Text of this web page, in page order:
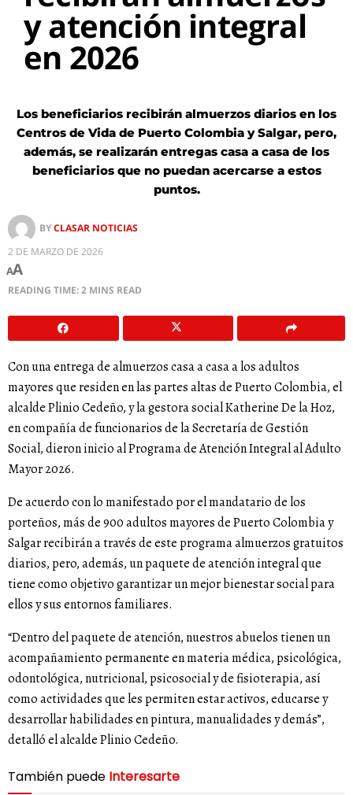
y atención integral
en 2026
Los beneficiarios recibirán almuerzos diarios en los
Centros de Vida de Puerto Colombia y Salgar, pero,
además, se realizarán entregas casa a casa de los
beneficiarios que no puedan acercarse a estos
puntos.
BYCLASAR NOTICIAS
2 DE MARZO DE 2026
AA
READING TIME: 2 MINS READ
Con una entrega de almuerzos casa a casa a los adultos
mayores que residen en las partes altas de Puerto Colombia, el
alcalde Plinio Cedeño, y la gestora social Katherine De la Hoz,
en compañía de funcionarios de la Secretaría de Gestión
Social, dieron inicio al Programa de Atención Integral al Adulto
Mayor 2026.
De acuerdo con lo manifestado por el mandatario de los
porteños, más de 900 adultos mayores de Puerto Colombia y
Salgar recibirán a través de este programa almuerzos gratuitos
diarios, pero, además, un paquete de atención integral que
tiene como objetivo garantizar un mejor bienestar social para
ellos y sus entornos familiares.
“Dentro del paquete de atención, nuestros abuelos tienen un
acompañamiento permanente en materia médica, psicológica,
odontológica, nutricional, psicosocial y de fisioterapia, así
como actividades que les permiten estar activos, educarse y
desarrollar habilidades en pintura, manualidades y demás”,
detalló el alcalde Plinio Cedeño.
También puede Interesarte